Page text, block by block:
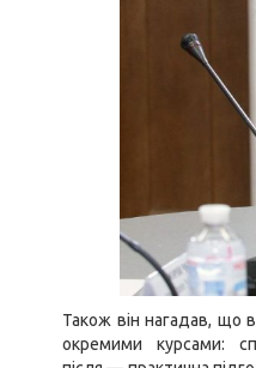
Також він нагадав, що
окремими курсами: